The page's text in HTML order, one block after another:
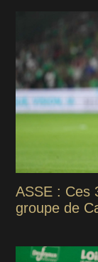
ASSE : Ces
groupe de